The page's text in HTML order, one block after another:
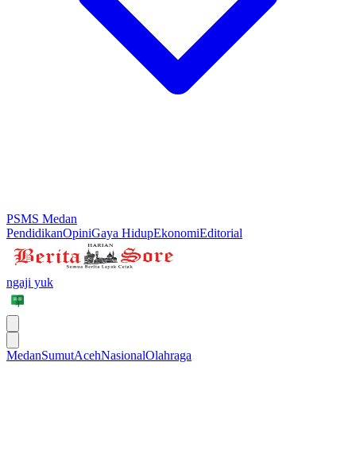
PSMS Medan
PendidikanOpiniGaya HidupEkonomiEditorial
ngaji yuk
MedanSumutAcehNasionalOlahraga